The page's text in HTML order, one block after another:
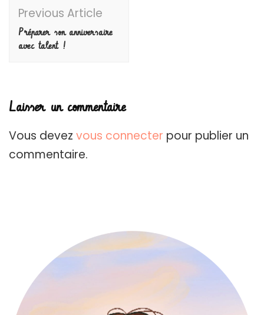
Navigation
Previous Article
Préparer son anniversaire
avec talent !
Laisser un commentaire
Vous devez vous connecter pour publier un
commentaire.